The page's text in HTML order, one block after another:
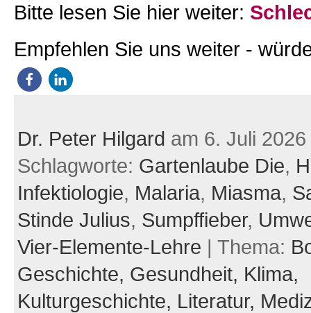
Bitte lesen Sie hier weiter:
Empfehlen Sie uns weiter -
Dr. Peter Hilgard am 6. Juli 2026
Schlagworte: Gartenlaube Die,
Infektiologie, Malaria, Miasma,
Stinde Julius, Sumpffieber,
Vier-Elemente-Lehre | Thema:
Geschichte, Gesundheit, Klima,
Kulturgeschichte, Literatur,